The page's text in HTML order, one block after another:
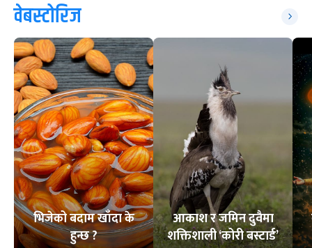
वेबस्टोरिज
भिजेको बदाम खाँदा के
हुन्छ ?
आकाश र जमिन दुवैमा
शक्तिशाली ‘कोरी बस्टार्ड’